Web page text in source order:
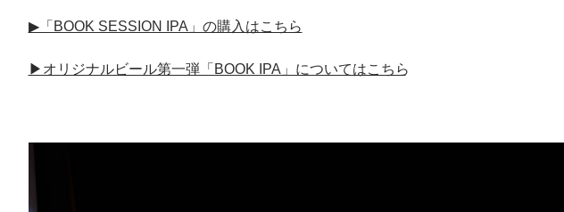
▶︎「BOOK SESSION IPA」の購入はこちら
▶︎オリジナルビール第一弾「BOOK IPA」についてはこちら